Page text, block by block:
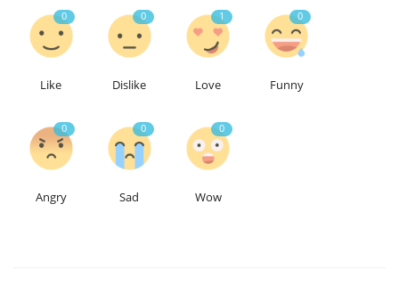
0
Like
0
Dislike
1
Love
0
Funny
0
Angry
0
Sad
0
Wow